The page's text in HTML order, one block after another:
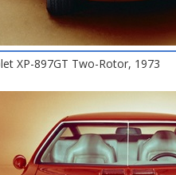
XP-897GT Two-Rotor, 1973